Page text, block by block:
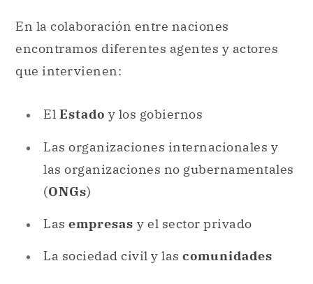
En la colaboración entre naciones
encontramos diferentes agentes y actores
que intervienen:
El Estado y los gobiernos
Las organizaciones internacionales y
las organizaciones no gubernamentales
(ONGs)
Las empresas y el sector privado
La sociedad civil y las comunidades